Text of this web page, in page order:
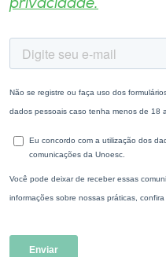
privacidade.